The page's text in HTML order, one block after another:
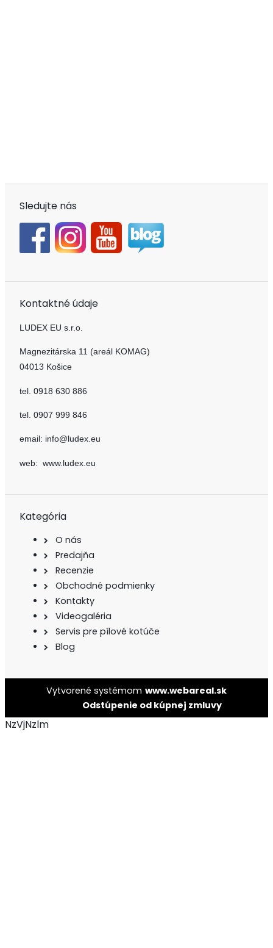
Sledujte nás
Kontaktné údaje
LUDEX EU s.r.o.
Magnezitárska 11 (areál KOMAG)
04013 Košice
tel. 0918 630 886
tel. 0907 999 846
email: info@ludex.eu
web: www.ludex.eu
Kategória
O nás
Predajňa
Recenzie
Obchodné podmienky
Kontakty
Videogaléria
Servis pre pílové kotúče
Blog
Vytvorené systémom www.webareal.sk
Odstúpenie od kúpnej zmluvy
NzVjNzlm